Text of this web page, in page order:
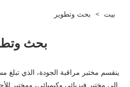
بيت > بحث وتطوير
بحث
إلى مختبر فيزيائي وكيميائي، ومختبر